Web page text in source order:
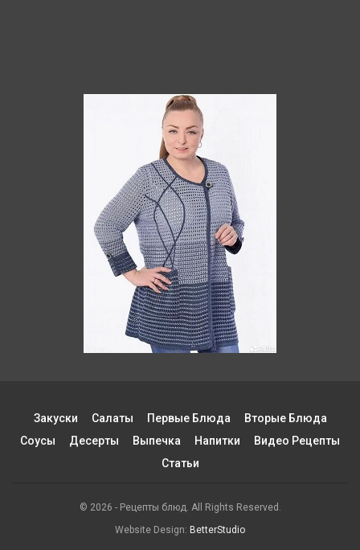
Закуски Салаты Первые Блюда
Вторые Блюда
Соусы
Десерты Выпечка Напитки
Видео Рецепты
Статьи
© 2026 - Рецепты блюд. All Rights Reserved.
Website Design: BetterStudio